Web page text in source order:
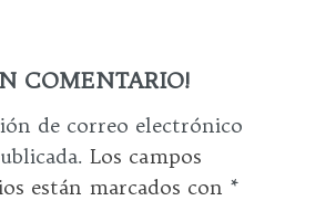
COMENTARIO!
de correo electrónico
Los campos
están marcados con *